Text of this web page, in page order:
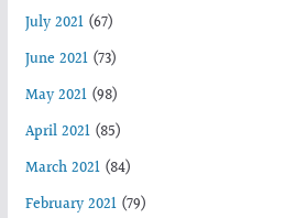
July 2021(67)
June 2021(73)
May 2021(98)
April 2021(85)
March 2021(84)
February 2021(79)